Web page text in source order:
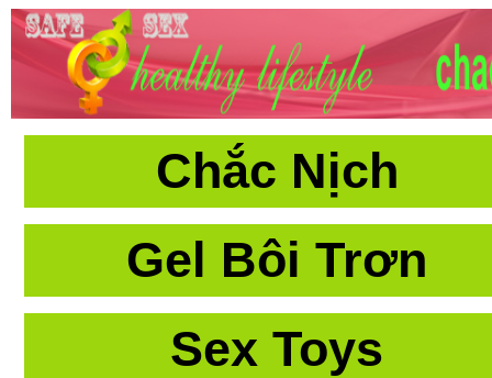
Chắc Nịch
Gel Bôi Trơn
Sex Toys